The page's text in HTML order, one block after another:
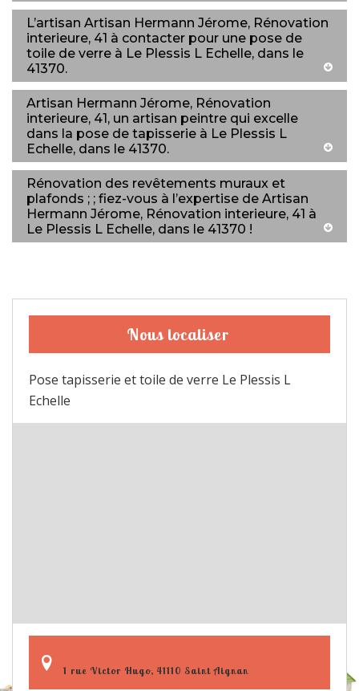
L’artisan Artisan Hermann Jérome, Rénovation
interieure, 41 à contacter pour une pose de
toile de verre à Le Plessis L Echelle, dans le
41370.
Artisan Hermann Jérome, Rénovation
interieure, 41, un artisan peintre qui excelle
dans la pose de tapisserie à Le Plessis L
Echelle, dans le 41370.
Rénovation des revêtements muraux et
plafonds ; ; fiez-vous à l’expertise de Artisan
Hermann Jérome, Rénovation interieure, 41 à
Le Plessis L Echelle, dans le 41370 !
Nous localiser
Pose tapisserie et toile de verre Le Plessis L
Echelle
1 rue Victor Hugo, 41110 Saint Aignan